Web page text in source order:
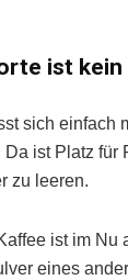
ist kein
sich einfach
ist Platz für
zu leeren.
ist im Nu
eines